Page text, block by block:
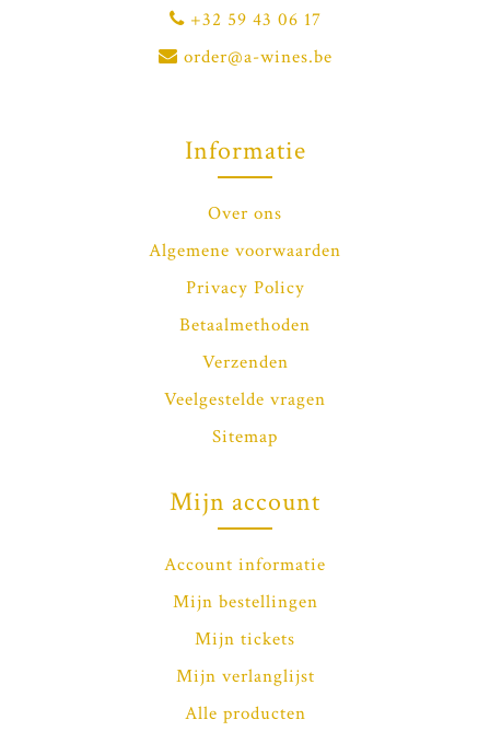
+32 59 43 06 17
order@a-wines.be
Informatie
Over ons
Algemene voorwaarden
Privacy Policy
Betaalmethoden
Verzenden
Veelgestelde vragen
Sitemap
Mijn account
Account informatie
Mijn bestellingen
Mijn tickets
Mijn verlanglijst
Alle producten